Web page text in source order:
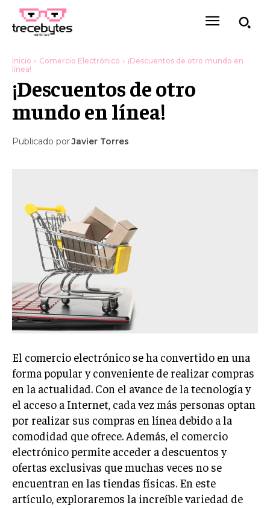
Inicio Comercio Electrónico
¡Descuentos de otro mundo en
línea!
¡Descuentos de otro
mundo en línea!
Publicado porJavier Torres
El comercio electrónico se ha convertido en una
forma popular y conveniente de realizar compras
en la actualidad. Con el avance de la tecnología y
el acceso a Internet, cada vez más personas optan
por realizar sus compras en línea debido a la
comodidad que ofrece. Además, el comercio
electrónico permite acceder a descuentos y
ofertas exclusivas que muchas veces no se
encuentran en las tiendas físicas. En este
artículo, exploraremos la increíble variedad de